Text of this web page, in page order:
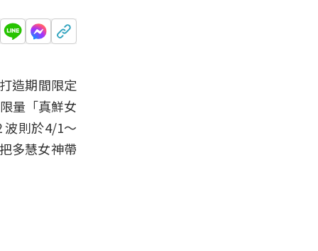
造期間限定
量「真鮮女
波則於4/1～
多慧女神帶